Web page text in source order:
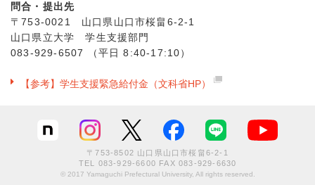
問合・提出先
〒753-0021 山口県山口市桜畠6-2-1
山口県立大学 学生支援部門
083-929-6507 （平日 8:40‐17:10）
【参考】学生支援緊急給付金（文科省HP）
〒753-8502 山口県山口市桜畠6-2-1
TEL 083-929-6600 FAX 083-929-6630
© 2017 Yamaguchi Prefectural University, All rights reserved.